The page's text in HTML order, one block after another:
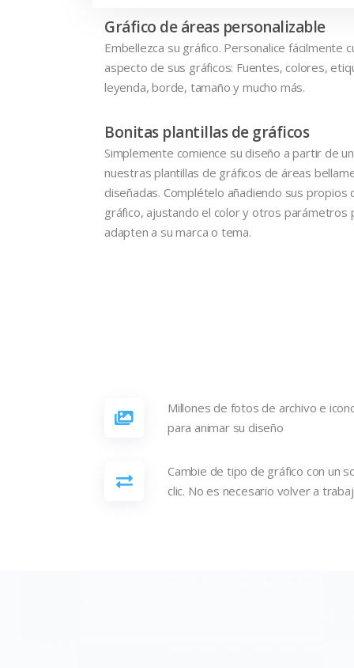
Gráfico de áreas personalizable
Embellezca su gráfico. Personalice fácilmente
aspecto de sus gráficos: Fuentes, colores,
leyenda, borde, tamaño y mucho más.
Bonitas plantillas de gráficos
Simplemente comience su diseño a partir de
nuestras plantillas de gráficos de áreas
diseñadas. Complételo añadiendo sus propios
gráfico, ajustando el color y otros parámetros
adapten a su marca o tema.
Millones de fotos de archivo e
para animar su diseño
Cambie de tipo de gráfico con un
clic. No es necesario volver a